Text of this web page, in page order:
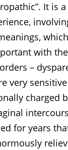
It is
with
–
very
charged
for years